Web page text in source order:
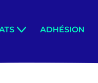
ADHÉSION